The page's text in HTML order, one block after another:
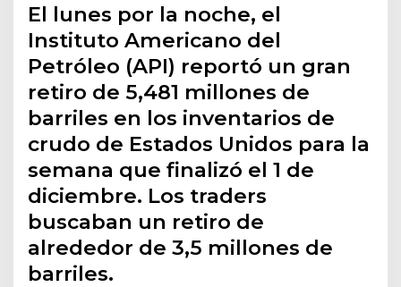
El lunes por la noche, el
Instituto Americano del
Petróleo (API) reportó un gran
retiro de 5,481 millones de
barriles en los inventarios de
crudo de Estados Unidos para la
semana que finalizó el 1 de
diciembre. Los traders
buscaban un retiro de
alrededor de 3,5 millones de
barriles.